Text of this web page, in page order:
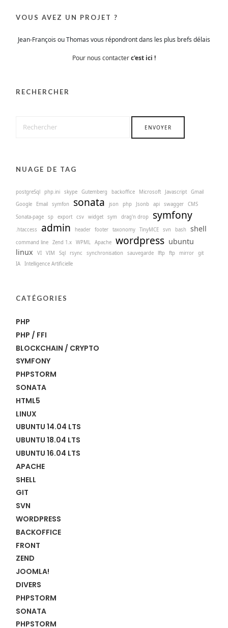
VOUS AVEZ UN PROJET ?
Jean-François ou Thomas vous répondront dans les plus brefs délais
Pour nous contacterc'est ici !
RECHERCHER
NUAGE DE TAG
postgreSql php.ini skype Gutemberg backoffice Microsoft Javascript
Gmail
Google
Email symfon sonata json php Jsonb api swagger
CMS
Sonata-page
sp export csv widget sym drag'n drop symfony
.htaccess admin header footer taxonomy TinyMCE svn bash shell
command line Zend 1.x WPML Apache wordpress ubuntu
linux
VI VIM Sql rsync synchronisation sauvegarde lftp ftp mirror
git
IA
Intelligence Artificielle
CATÉGORIES
PHP
PHP / FFI
BLOCKCHAIN / CRYPTO
SYMFONY
PHPSTORM
SONATA
HTML5
LINUX
UBUNTU 14.04 LTS
UBUNTU 18.04 LTS
UBUNTU 16.04 LTS
APACHE
SHELL
GIT
SVN
WORDPRESS
BACKOFFICE
FRONT
ZEND
JOOMLA!
DIVERS
PHPSTORM
SONATA
PHPSTORM